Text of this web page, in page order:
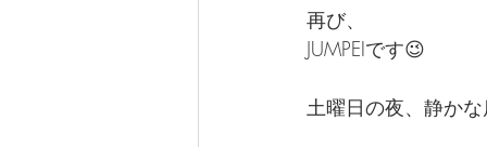
再び、
JUMPEIです😉
土曜日の夜、静か